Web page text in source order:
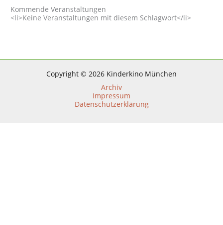
Kommende Veranstaltungen
<li>Keine Veranstaltungen mit diesem Schlagwort</li>
Copyright © 2026 Kinderkino München
Archiv
Impressum
Datenschutzerklärung